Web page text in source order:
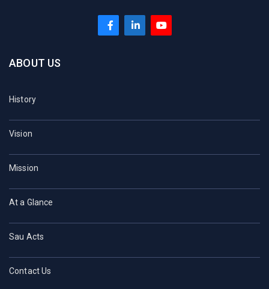
ABOUT US
History
Vision
Mission
At a Glance
Sau Acts
Contact Us